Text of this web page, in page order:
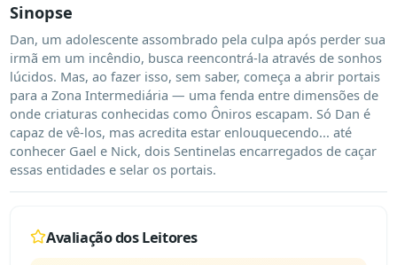
Sinopse
Dan, um adolescente assombrado pela culpa após perder sua
irmã em um incêndio, busca reencontrá-la através de sonhos
lúcidos. Mas, ao fazer isso, sem saber, começa a abrir portais
para a Zona Intermediária — uma fenda entre dimensões de
onde criaturas conhecidas como Ôniros escapam. Só Dan é
capaz de vê-los, mas acredita estar enlouquecendo... até
conhecer Gael e Nick, dois Sentinelas encarregados de caçar
essas entidades e selar os portais.
Avaliação dos Leitores